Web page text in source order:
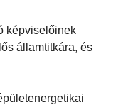
képviselőinek
államtitkára, és